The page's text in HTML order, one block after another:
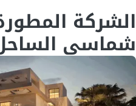
الشركة
شماسي